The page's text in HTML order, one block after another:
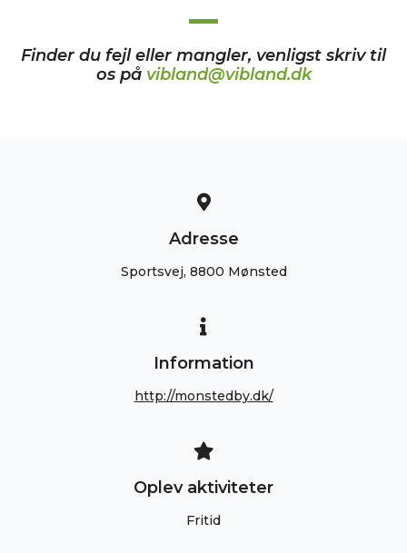
Finder du fejl eller mangler, venligst skriv til
os på vibland@vibland.dk
Adresse
Sportsvej, 8800 Mønsted
Information
http://monstedby.dk/
Oplev aktiviteter
Fritid